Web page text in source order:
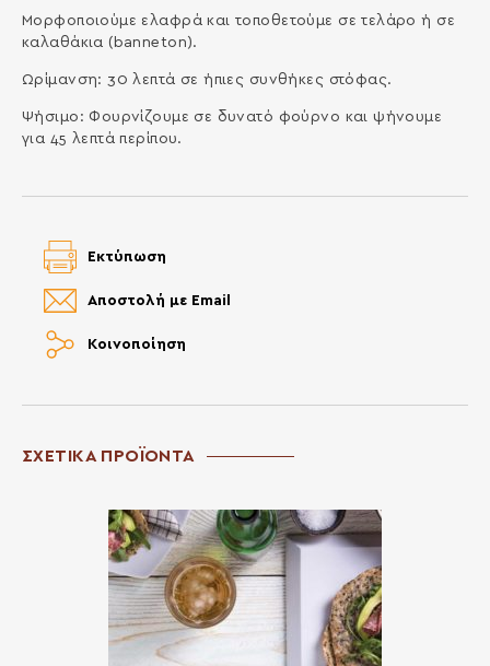
Μορφοποιούμε ελαφρά και τοποθετούμε σε τελάρο ή σε
καλαθάκια (banneton).
Ωρίμανση: 30 λεπτά σε ήπιες συνθήκες στόφας.
Ψήσιμο: Φουρνίζουμε σε δυνατό φούρνο και ψήνουμε
για 45 λεπτά περίπου.
Κοινοποίηση
Αποστολή με Email
Εκτύπωση
ΣΧΕΤΙΚΑ ΠΡΟΪΟΝΤΑ